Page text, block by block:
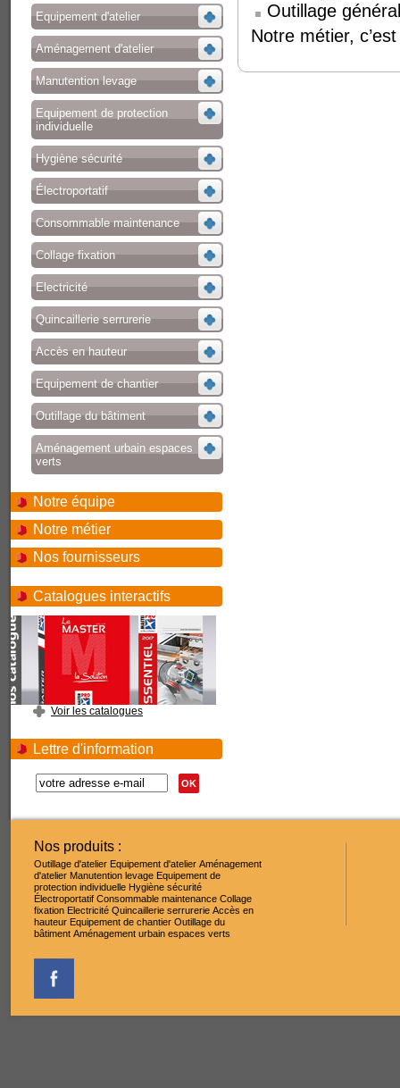
Equipement d'atelier
Aménagement d'atelier
Manutention levage
Equipement de protection
individuelle
Hygiène sécurité
Électroportatif
Consommable maintenance
Collage fixation
Electricité
Quincaillerie serrurerie
Accès en hauteur
Equipement de chantier
Outillage du bâtiment
Aménagement urbain espaces
verts
Notre équipe
Notre métier
Nos fournisseurs
Catalogues interactifs
Voir les catalogues
Lettre d'information
OK
Outillage
Notre métier,
Nos produits :
Outillage d'atelier Equipement d'atelier Aménagement
d'atelier Manutention levage Equipement de
protection individuelle Hygiène sécurité
Électroportatif Consommable maintenance Collage
fixation Electricité Quincaillerie serrurerie Accès en
hauteur Equipement de chantier Outillage du
bâtiment Aménagement urbain espaces verts